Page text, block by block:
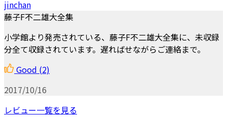
jinchan
藤子F不二雄大全集
小学館より発売されている、藤子F不二雄大全集に、未収録
分全て収録されています。遅ればせながらご連絡まで。
Good (2)
2017/10/16
レビュー一覧を見る